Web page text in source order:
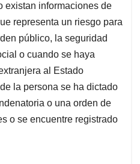
existan informaciones de
representa un riesgo para
público, la seguridad
o cuando se haya
al Estado
la persona se ha dictado
o una orden de
o se encuentre registrado